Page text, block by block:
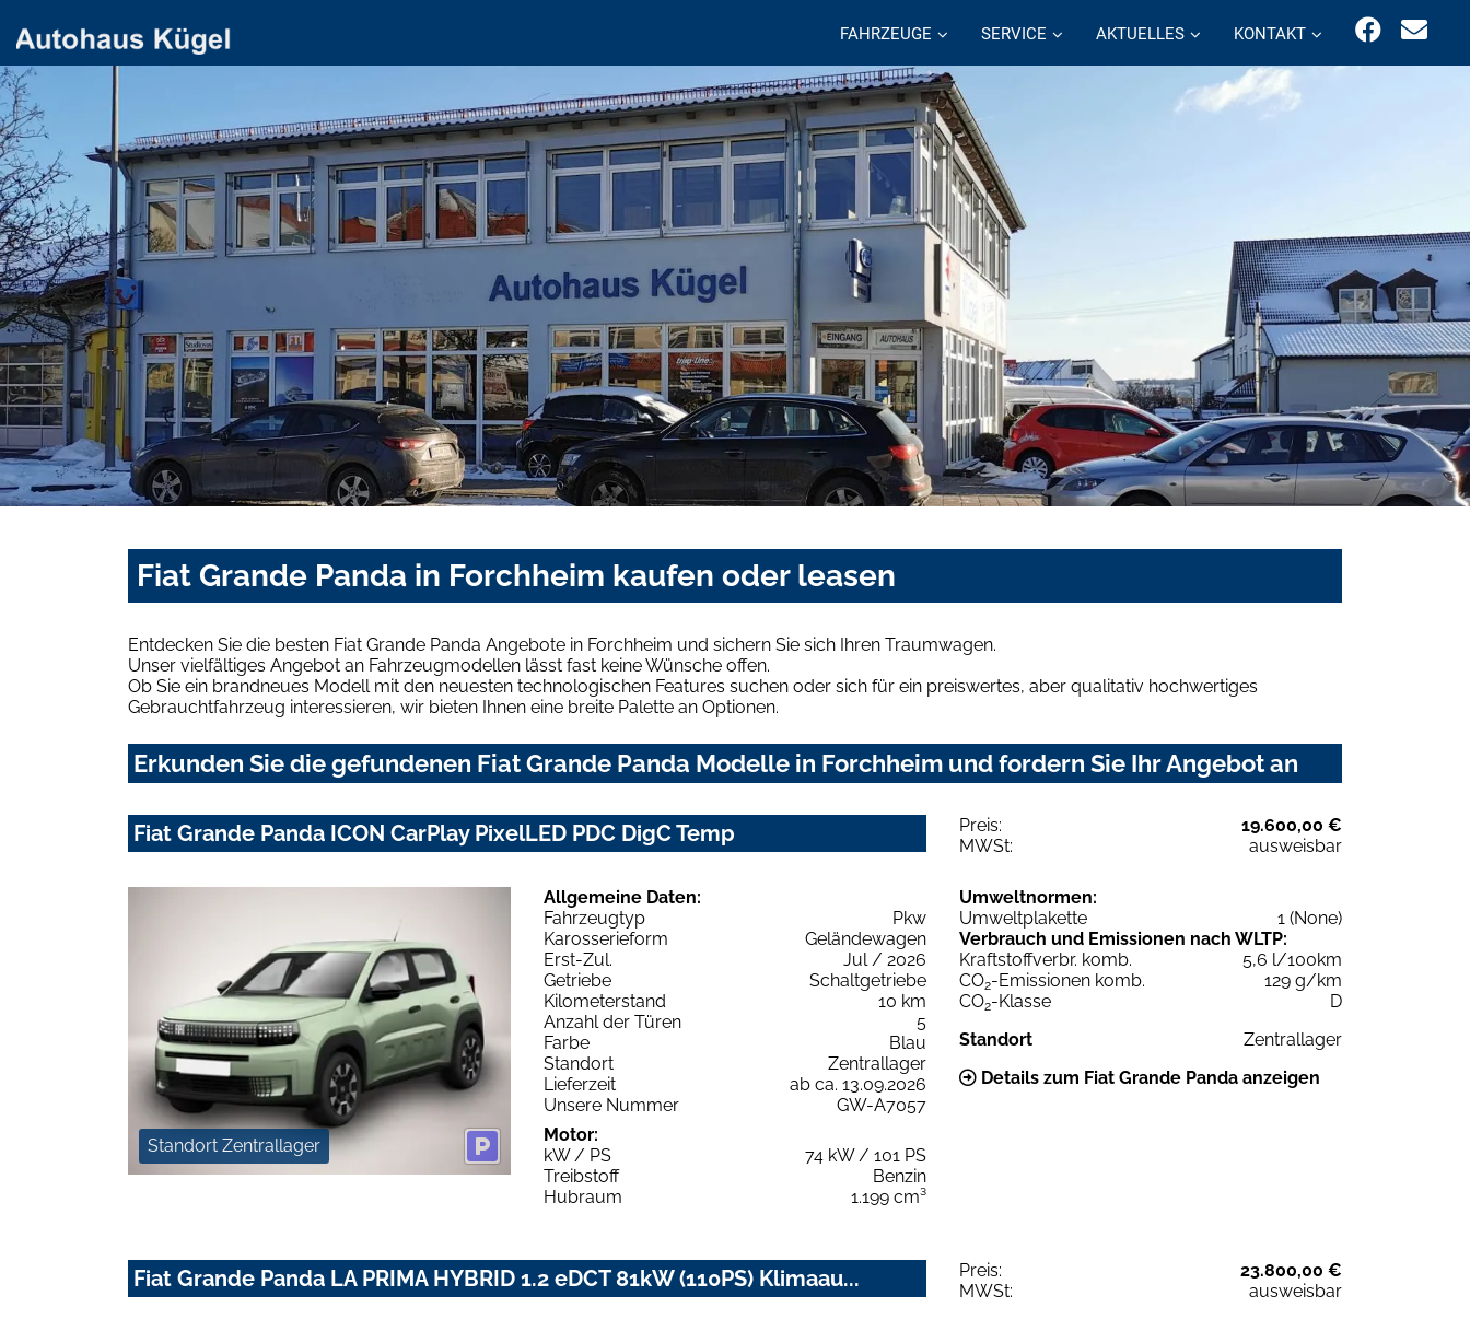
FAHRZEUGE SERVICE AKTUELLES KONTAKT
Fiat Grande Panda in Forchheim kaufen oder leasen
Entdecken Sie die besten Fiat Grande Panda Angebote in Forchheim und sichern Sie sich Ihren Traumwagen.
Unser vielfältiges Angebot an Fahrzeugmodellen lässt fast keine Wünsche offen.
Ob Sie ein brandneues Modell mit den neuesten technologischen Features suchen oder sich für ein preiswertes, aber qualitativ hochwertiges
Gebrauchtfahrzeug interessieren, wir bieten Ihnen eine breite Palette an Optionen.
Erkunden Sie die gefundenen Fiat Grande Panda Modelle in Forchheim und fordern Sie Ihr Angebot an
Fiat Grande Panda ICON CarPlay PixelLED PDC DigC Temp Preis:
19.600,00 €
MWSt:
ausweisbar
Standort Zentrallager
Allgemeine Daten:
Fahrzeugtyp
Pkw
Karosserieform
Geländewagen
Erst-Zul.
Jul / 2026
Getriebe
Schaltgetriebe
Kilometerstand
10 km
Anzahl der Türen
5
Farbe
Blau
Standort
Zentrallager
Lieferzeit
ab ca. 13.09.2026
Unsere Nummer
GW-A7057
Motor:
kW / PS
74 kW / 101 PS
Treibstoff
Benzin
Hubraum
1.199 cm³
Umweltnormen:
Umweltplakette
1 (None)
Verbrauch und Emissionen nach WLTP:
Kraftstoffverbr. komb.
5,6 l/100km
CO2-Emissionen komb.
129 g/km
CO2-Klasse
D
Standort
Zentrallager
Details zum Fiat Grande Panda anzeigen
Fiat Grande Panda LA PRIMA HYBRID 1.2 eDCT 81kW (110PS) Klimaau... Preis:
23.800,00 €
MWSt:
ausweisbar